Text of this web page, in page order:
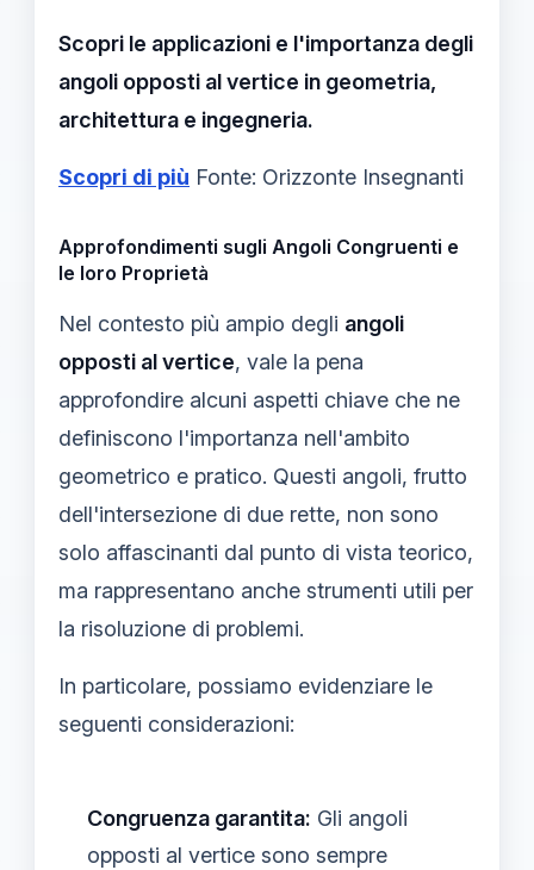
Scopri le applicazioni e l'importanza degli
angoli opposti al vertice in geometria,
architettura e ingegneria.
Scopri di più Fonte: Orizzonte Insegnanti
Approfondimenti sugli Angoli Congruenti e
le loro Proprietà
Nel contesto più ampio degli angoli
opposti al vertice, vale la pena
approfondire alcuni aspetti chiave che ne
definiscono l'importanza nell'ambito
geometrico e pratico. Questi angoli, frutto
dell'intersezione di due rette, non sono
solo affascinanti dal punto di vista teorico,
ma rappresentano anche strumenti utili per
la risoluzione di problemi.
In particolare, possiamo evidenziare le
seguenti considerazioni:
Congruenza garantita: Gli angoli
opposti al vertice sono sempre